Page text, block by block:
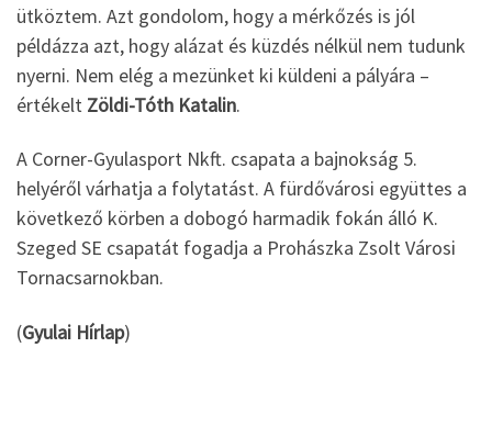
ütköztem. Azt gondolom, hogy a mérkőzés is jól
példázza azt, hogy alázat és küzdés nélkül nem tudunk
nyerni. Nem elég a mezünket ki küldeni a pályára –
értékelt Zöldi-Tóth Katalin.
A Corner-Gyulasport Nkft. csapata a bajnokság 5.
helyéről várhatja a folytatást. A fürdővárosi együttes a
következő körben a dobogó harmadik fokán álló K.
Szeged SE csapatát fogadja a Prohászka Zsolt Városi
Tornacsarnokban.
(Gyulai Hírlap)